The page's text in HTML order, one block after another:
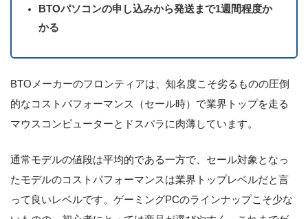
BTOパソコンの申し込みから発送まで1週間程度か
かる
BTOメーカーのフロンティアは、知名度こそ劣るものの圧倒
的なコストパフォーマンス（セール時）で業界トップを走る
マウスコンピューターとドスパラに肉薄しています。
通常モデルの値段は平均的である一方で、セール対象となっ
たモデルのコストパフォーマンスは業界トップレベルだと言
って良いレベルです。ゲーミングPCのラインナップこそ少な